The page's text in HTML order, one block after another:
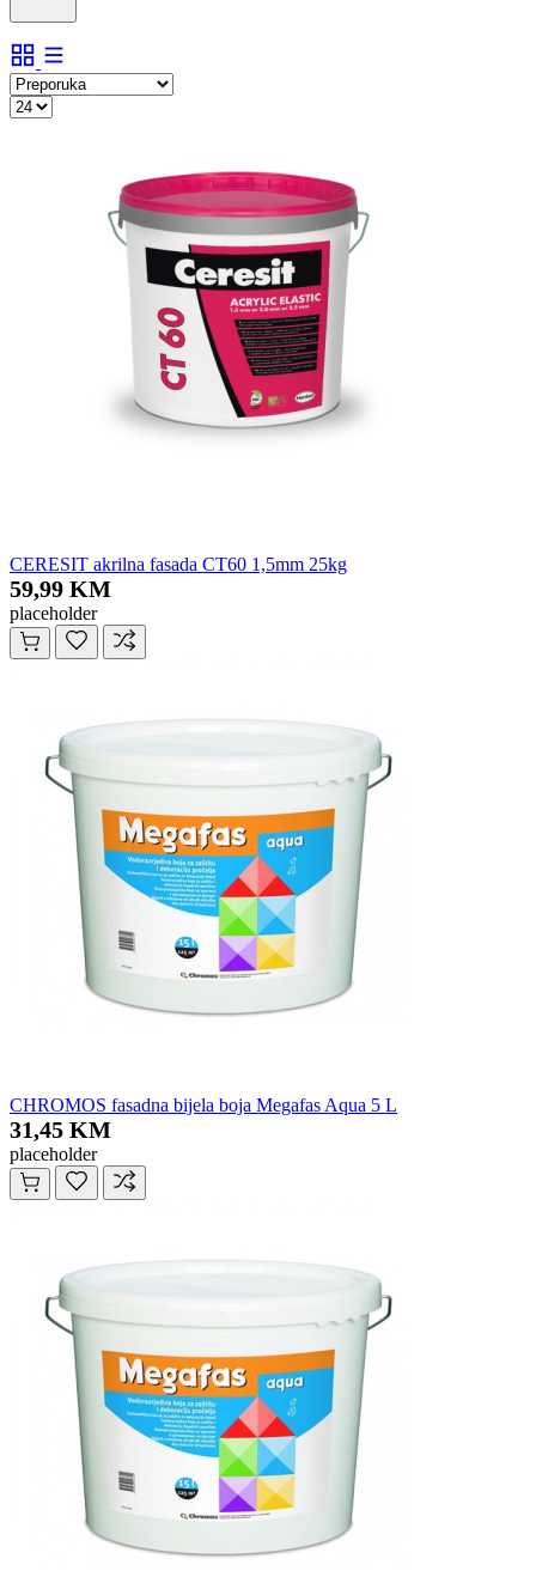
CERESIT akrilna fasada CT60 1,5mm 25kg
59,99 KM
placeholder
CHROMOS fasadna bijela boja Megafas Aqua 5 L
31,45 KM
placeholder